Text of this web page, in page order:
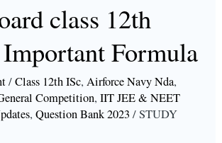
class 12th
Formula
/Class 12th ISc,Airforce Navy Nda,
Competition,IIT JEE & NEET
,Question Bank 2023 /STUDY